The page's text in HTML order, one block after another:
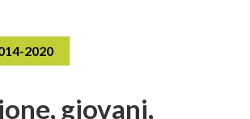
2020
giovani,